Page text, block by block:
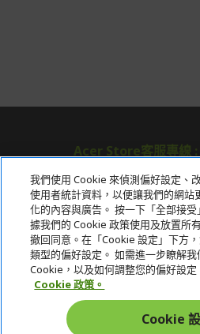
Acer Store客服專線
關於宏碁
服務
宏碁網路商
在社群上追
我們使用 Cookie 來偵測偏好設定、
使用者統計資料，以便讓我們的網站
化的內容與廣告。 按一下「全部接
據我們的 Cookie 政策使用及放置所
撤回同意。在「Cookie 設定」下方
類型的偏好設定。 如需進一步瞭解
Cookie，以及如何調整您的偏好設定
Cookie 政策。
Cookie